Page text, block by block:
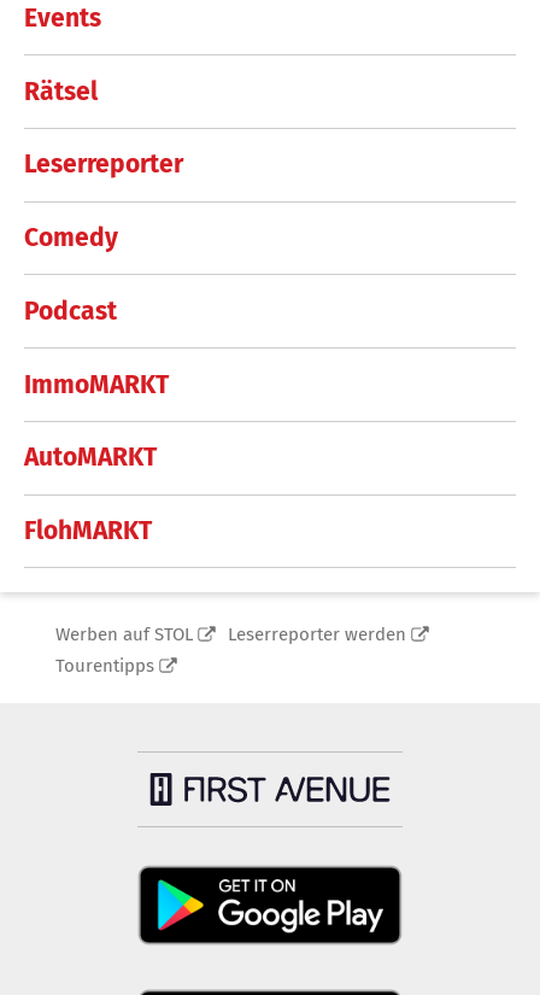
Events
Rätsel
Leserreporter
Comedy
Podcast
ImmoMARKT
AutoMARKT
FlohMARKT
Werben auf STOL
Leserreporter werden
Tourentipps